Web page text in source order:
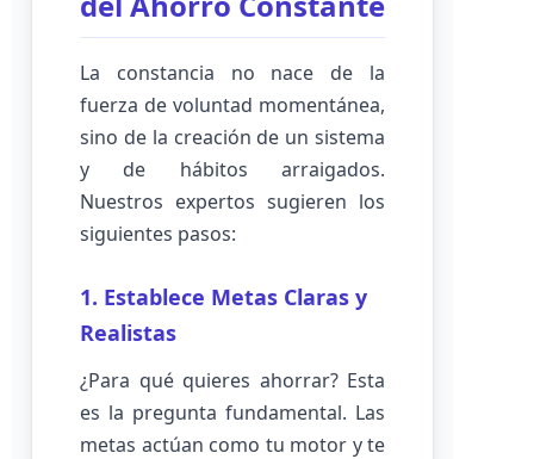
La constancia no nace de la
fuerza de voluntad momentánea,
sino de la creación de un sistema
y de hábitos arraigados.
Nuestros expertos sugieren los
siguientes pasos:
1. Establece Metas Claras y
Realistas
¿Para qué quieres ahorrar? Esta
es la pregunta fundamental. Las
metas actúan como tu motor y te